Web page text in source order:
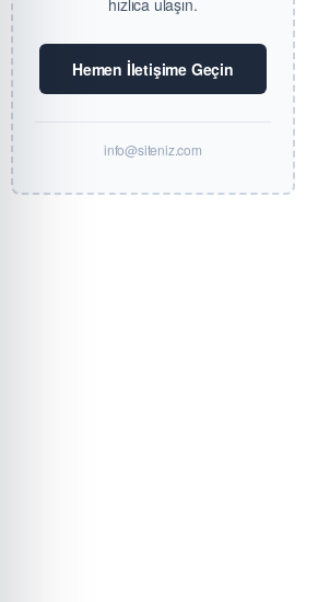
hızlıca ulaşın.
Hemen İletişime Geçin
info@siteniz.com